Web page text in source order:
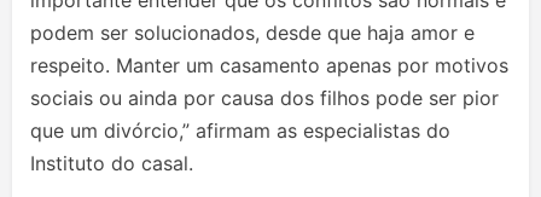
podem ser solucionados, desde que haja amor e
respeito. Manter um casamento apenas por motivos
sociais ou ainda por causa dos filhos pode ser pior
que um divórcio,” afirmam as especialistas do
Instituto do casal.